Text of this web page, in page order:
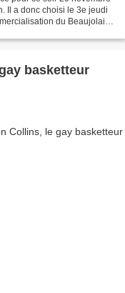
Il a donc choisi le 3e jeudi
du Beaujolais
basketteur